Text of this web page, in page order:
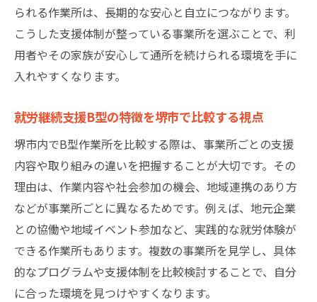
利用開始までの流れとサポートのポイント
B型作業所の参加条件と対象者の範囲を解説
堺市でのB型作業所利用手順と相談窓口の活
用
B型作業所で受けられる主な日常支援とは
就労継続支援B型の作業内容とスキルアップ
例
生活支援や社会参加を後押しするサポート
内容
堺市でのB型作業所が提供する安心の支援体
制
利用者の声に見るB型作業所のメリットと実
られる作業所は、長期的な安心と自立につながります。
こうした支援体制が整っている事業所を選ぶことで、利
用者やその家族が安心して通所を続けられる環境を手に
入れやすくなります。
就労継続支援B型の特徴を堺市で比較する視点
堺市内でB型作業所を比較する際は、事業所ごとの支援
内容や取り組みの違いを把握することが大切です。その
理由は、作業内容や社会参加の機会、地域連携のあり方
などが事業所ごとに異なるためです。例えば、地元企業
との協働や地域イベント参加など、実践的な就労体験が
できる作業所もあります。複数の事業所を見学し、具体
的なプログラムや支援体制を比較検討することで、自分
に合った環境を見つけやすくなります。